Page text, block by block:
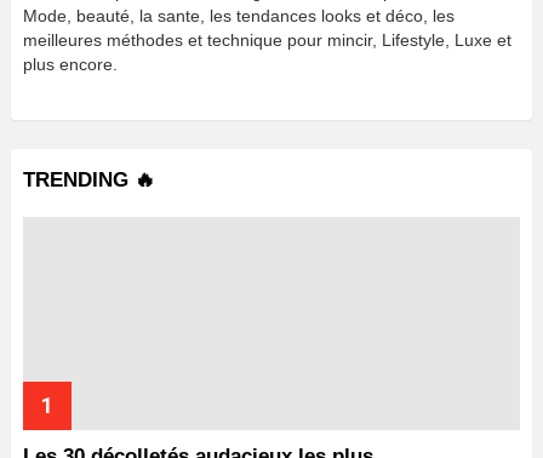
Mode, beauté, la sante, les tendances looks et déco, les
meilleures méthodes et technique pour mincir, Lifestyle, Luxe et
plus encore.
TRENDING 🔥